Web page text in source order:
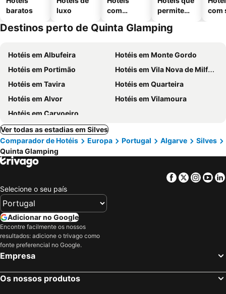
baratos
luxo
com
permitem
com
Destinos perto de Quinta Glamping
Hotéis em Albufeira
Hotéis em Monte Gordo
Hotéis em Portimão
Hotéis em Vila Nova de Milfontes
Hotéis em Tavira
Hotéis em Quarteira
Hotéis em Alvor
Hotéis em Vilamoura
Hotéis em Carvoeiro
Ver todas as estadias em Silves
Comparador de Hotéis
Europa Portugal Algarve
Silves
Quinta Glamping
Facebook
Twitter
Selecione o seu país
Adicionar no Google
Encontre facilmente os nossos
resultados: adicione o trivago como
fonte preferencial no Google.
Empresa
Os nossos produtos